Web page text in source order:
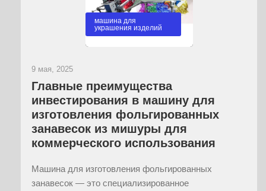
машина для
украшения изделий
9 мая, 2025
Главные преимущества
инвестирования в машину для
изготовления фольгированных
занавесок из мишуры для
коммерческого использования
Машина для изготовления фольгированных
занавесок — это специализированное